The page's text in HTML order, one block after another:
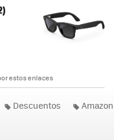
estos enlaces
Descuentos